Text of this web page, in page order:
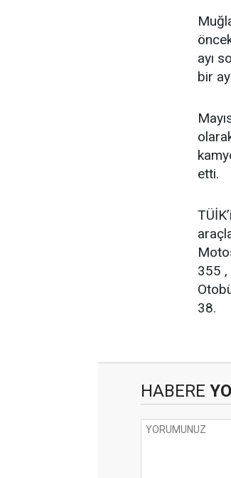
ayı
bir
etti.
355
38.
HABERE